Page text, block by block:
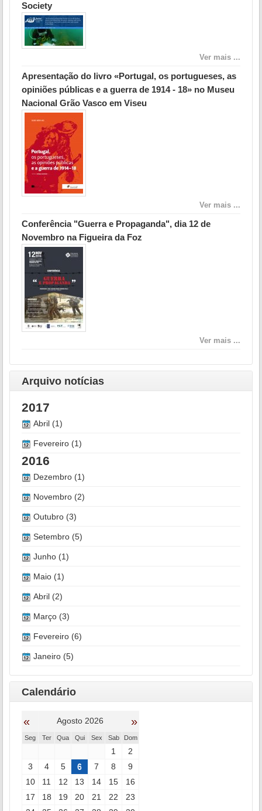
Society
Ver mais ...
Apresentação do livro «Portugal, os portugueses, as
opiniões públicas e a guerra de 1914 - 18» no Museu
Nacional Grão Vasco em Viseu
Ver mais ...
Conferência "Guerra e Propaganda", dia 12 de
Novembro na Figueira da Foz
Ver mais ...
Arquivo notícias
2017
Abril (1)
Fevereiro (1)
2016
Dezembro (1)
Novembro (2)
Outubro (3)
Setembro (5)
Junho (1)
Maio (1)
Abril (2)
Março (3)
Fevereiro (6)
Janeiro (5)
Calendário
« Agosto 2026 »
Seg Ter Qua Qui Sex Sab Dom
1
2
3
4 5 6 7 8
9
10
11 12 13 14 15
16
17
18 19 20 21 22
23